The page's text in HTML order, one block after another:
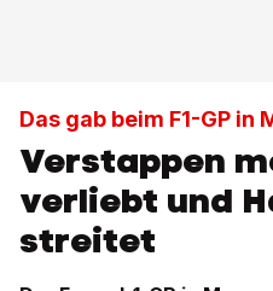
Das gab beim F1-GP in
Verstappen
verliebt und
streitet